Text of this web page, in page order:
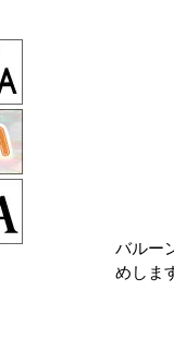
バルー
めしま